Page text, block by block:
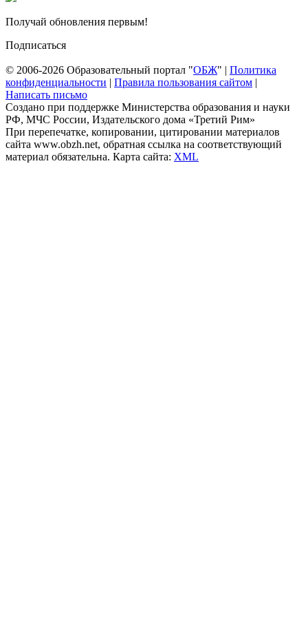
Получай обновления первым!
Подписаться
© 2006-2026 Образовательный портал "ОБЖ" | Политика
конфиденциальности | Правила пользования сайтом |
Написать письмо
Создано при поддержке Министерства образования и науки
РФ, МЧС России, Издательского дома «Третий Рим»
При перепечатке, копировании, цитировании материалов
сайта www.obzh.net, обратная ссылка на соответствующий
материал обязательна. Карта сайта: XML